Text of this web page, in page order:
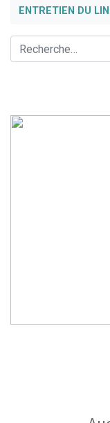
ENTRETIEN DU